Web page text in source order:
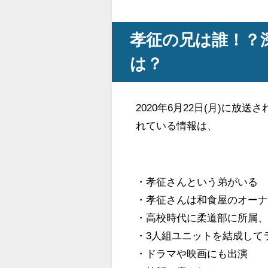
孝征の兄は誰！？
は？
2020年6月22日(月)に放送
れている情報は、
・孝征さんという弟がいる
・孝征さんは和食屋のオー
・高校時代に柔道部に所属
・3人組ユニットを結成し
・ドラマや映画にも出演